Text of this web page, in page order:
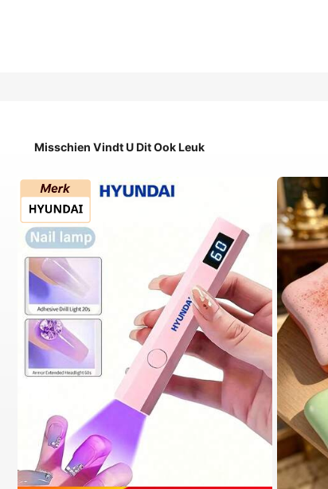
Misschien Vindt U Dit Ook Leuk